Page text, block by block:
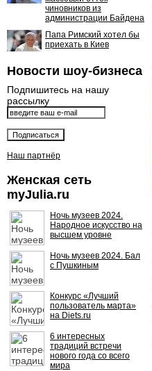
чиновников из
администрации Байдена
Папа Римский хотел бы
приехать в Киев
Новости шоу-бизнеса
Подпишитесь на нашу
рассылку
Наш партнёр
Женская сеть
myJulia.ru
Ночь музеев 2024.
Народное искусство на
высшем уровне
Ночь музеев 2024. Бал
с Пушкиным
Конкурс «Лучший
пользователь марта»
на Diets.ru
6 интересных
традиций встречи
нового года со всего
мира